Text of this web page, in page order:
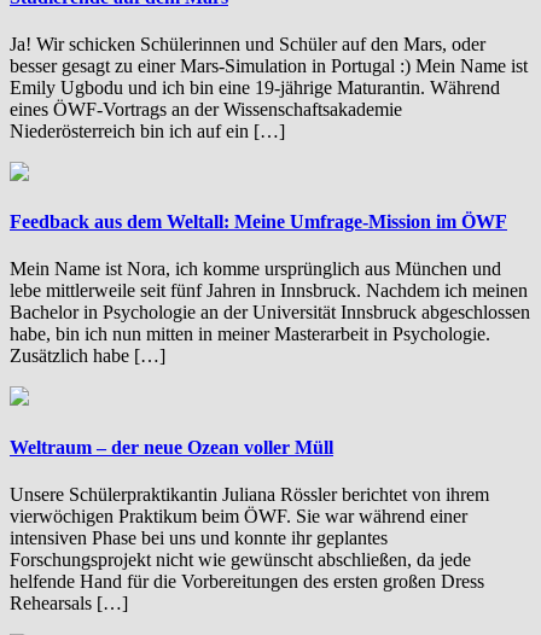
Ja! Wir schicken Schülerinnen und Schüler auf den Mars, oder
besser gesagt zu einer Mars-Simulation in Portugal :) Mein Name ist
Emily Ugbodu und ich bin eine 19-jährige Maturantin. Während
eines ÖWF-Vortrags an der Wissenschaftsakademie
Niederösterreich bin ich auf ein […]
Feedback aus dem Weltall: Meine Umfrage-Mission im ÖWF
Mein Name ist Nora, ich komme ursprünglich aus München und
lebe mittlerweile seit fünf Jahren in Innsbruck. Nachdem ich meinen
Bachelor in Psychologie an der Universität Innsbruck abgeschlossen
habe, bin ich nun mitten in meiner Masterarbeit in Psychologie.
Zusätzlich habe […]
Weltraum – der neue Ozean voller Müll
Unsere Schülerpraktikantin Juliana Rössler berichtet von ihrem
vierwöchigen Praktikum beim ÖWF. Sie war während einer
intensiven Phase bei uns und konnte ihr geplantes
Forschungsprojekt nicht wie gewünscht abschließen, da jede
helfende Hand für die Vorbereitungen des ersten großen Dress
Rehearsals […]